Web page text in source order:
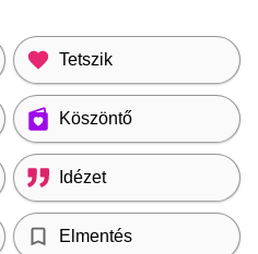
Tetszik
Köszöntő
Idézet
Elmentés